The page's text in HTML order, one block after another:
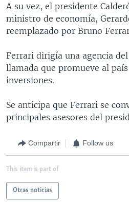
A su vez, el presidente
ministro de economía,
reemplazado por Bruno
Ferrari dirigía una agencia
llamada que promueve al
inversiones.
Se anticipa que Ferrari se
principales asesores del
Compartir Follow us
This item is part of
Otras noticias